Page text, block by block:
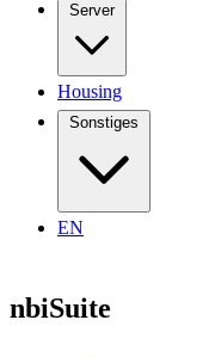
Server
Housing
EN
nbiSuite